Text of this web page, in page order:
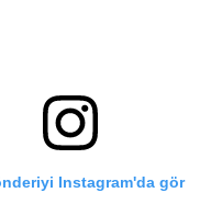
Instagram'da gör